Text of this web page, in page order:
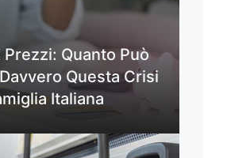
Prezzi: Quanto Può
Questa Crisi
Italiana